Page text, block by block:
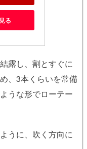
る
露し、割とすぐに
、3本くらいを常備
うな形でローテー
うに、吹く方向に